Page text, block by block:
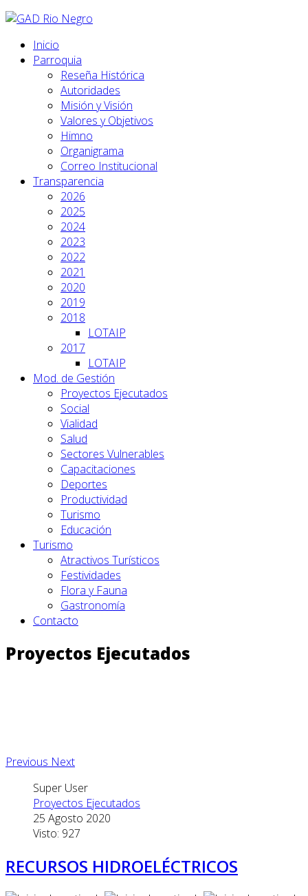
Inicio
Parroquia
Reseña Histórica
Autoridades
Misión y Visión
Valores y Objetivos
Himno
Organigrama
Correo Institucional
Transparencia
2026
2025
2024
2023
2022
2021
2020
2019
2018
LOTAIP
2017
LOTAIP
Mod. de Gestión
Proyectos Ejecutados
Social
Vialidad
Salud
Sectores Vulnerables
Capacitaciones
Deportes
Productividad
Turismo
Educación
Turismo
Atractivos Turísticos
Festividades
Flora y Fauna
Gastronomía
Contacto
Proyectos Ejecutados
Previous Next
Super User
Proyectos Ejecutados
25 Agosto 2020
Visto: 927
RECURSOS HIDROELÉCTRICOS